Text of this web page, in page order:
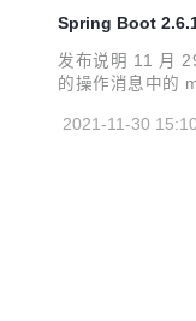
Spring Boot
发布说明 11 月
的操作消息中的
2021-11-30